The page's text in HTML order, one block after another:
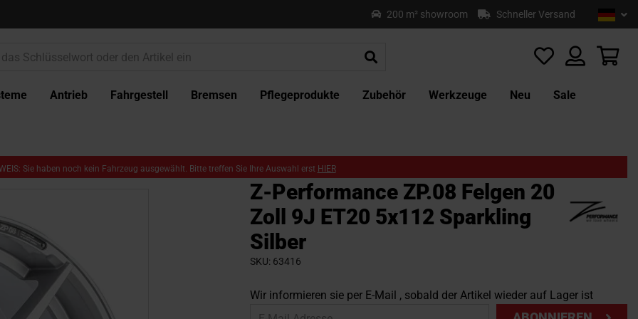
200 m² showroom Schneller Versand
Antrieb Fahrgestell Bremsen Pflegeprodukte Zubehör Werkzeuge Neu Sale
Sie haben noch kein Fahrzeug ausgewählt. Bitte treffen Sie Ihre Auswahl erst HIER
Z-Performance ZP.08 Felgen 20
Zoll 9J ET20 5x112 Sparkling
Silber
SKU 63416
Wir informieren sie per E-Mail , sobald der Artikel wieder auf Lager ist